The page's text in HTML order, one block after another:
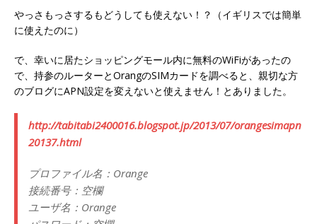
やっさもっさするもどうしても使えない！？（イギリスでは簡単
に使えたのに）
で、幸いに居たショッピングモール内に無料のWiFiがあったの
で、持参のルーターとOrangのSIMカードを調べると、親切な方
のブログにAPN設定を変えないと使えません！とありました。
http://tabitabi2400016.blogspot.jp/2013/07/orangesimapn
20137.html
プロファイル名：Orange
接続番号：空欄
ユーザ名：Orange